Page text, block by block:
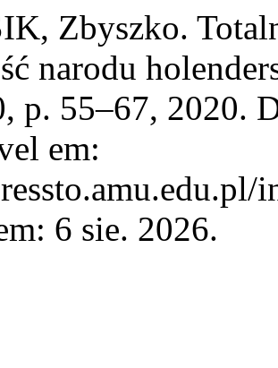
Zbyszko.
narodu
p. 55–67, 2020.
em:
6 sie. 2026.